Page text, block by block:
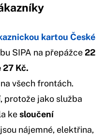
kartou České
SIPA na přepážce22
27 Kč.
všech frontách.
protože jako služba
kesloučení
nájemné, elektřina,